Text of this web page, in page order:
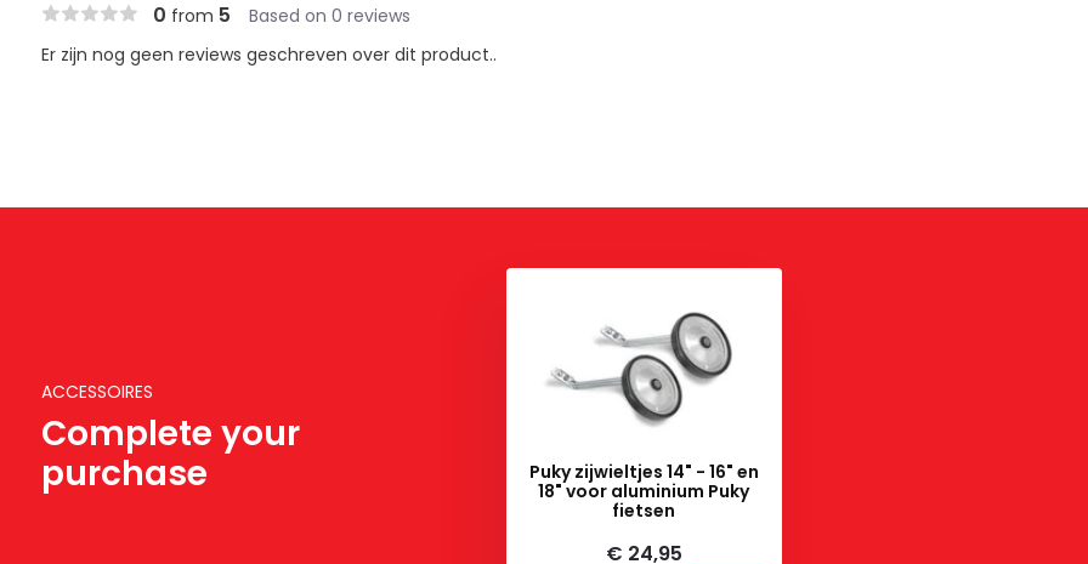
0 from 5 Based on 0 reviews
Er zijn nog geen reviews geschreven over dit product..
ACCESSOIRES
Complete your
purchase
Puky zijwieltjes 14" - 16" en
18" voor aluminium Puky
fietsen
€ 24,95